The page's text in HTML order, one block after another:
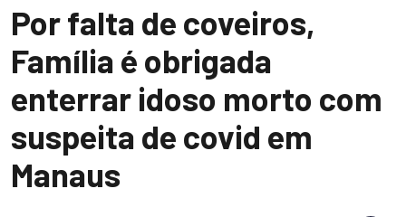
Por falta de coveiros,
Família é obrigada
enterrar idoso morto com
suspeita de covid em
Manaus